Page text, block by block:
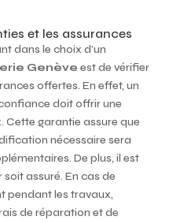
et les assurances
dans le choix d’un
Genève est de vérifier
offertes. En effet, un
doit offrir une
Cette garantie assure que
nécessaire sera
De plus, il est
soit assuré. En cas de
pendant les travaux,
de réparation et de